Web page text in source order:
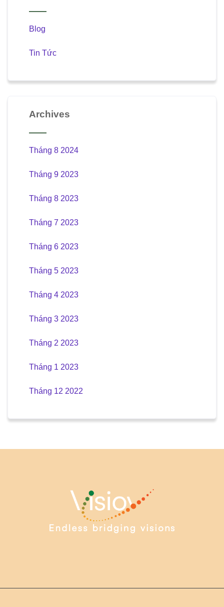
Blog
Tin Tức
Archives
Tháng 8 2024
Tháng 9 2023
Tháng 8 2023
Tháng 7 2023
Tháng 6 2023
Tháng 5 2023
Tháng 4 2023
Tháng 3 2023
Tháng 2 2023
Tháng 1 2023
Tháng 12 2022